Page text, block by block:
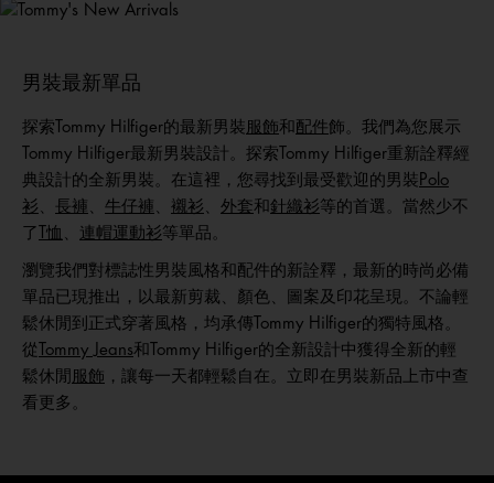
男裝最新單品
探索Tommy Hilfiger的最新男裝 服飾和 配件飾。我們為您展示
Tommy Hilfiger最新男裝設計。探索Tommy Hilfiger重新詮釋經
典設計的全新男裝。在這裡，您尋找到最受歡迎的男裝 Polo
衫 、 長褲 、 牛仔褲 、 襯衫 、 外套和 針織衫等的首選。當然少不
了
T恤 、 連帽運動衫等單品。
瀏覽我們對標誌性男裝風格和配件的新詮釋，最新的時尚必備
單品已現推出，以最新剪裁、顏色、圖案及印花呈現。不論輕
鬆休閒到正式穿著風格，均承傳Tommy Hilfiger的獨特風格。
從 Tommy Jeans和Tommy Hilfiger的全新設計中獲得全新的輕
鬆休閒 服飾 ，讓每一天都輕鬆自在。立即在男裝新品上市中查
看更多。